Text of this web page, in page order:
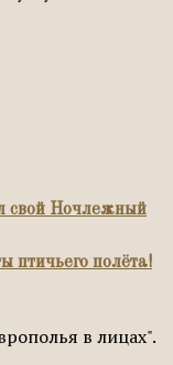
свой Ночлежный
птичьего полёта!
в лицах".